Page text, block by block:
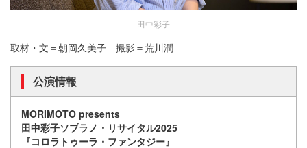
田中彩子
取材・文＝朝岡久美子 撮影＝荒川潤
公演情報
MORIMOTO presents
田中彩子ソプラノ・リサイタル2025
『コロラトゥーラ・ファンタジー』